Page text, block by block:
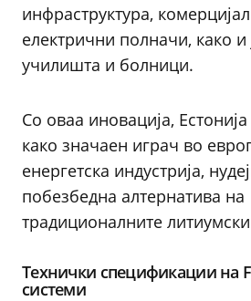
инфраструктура,
електрични полначи, како и
училишта и болници.
Со оваа иновација,
како значаен играч во
енергетска индустрија,
побезбедна алтернатива на
традиционалните
Технички спецификации на
системи